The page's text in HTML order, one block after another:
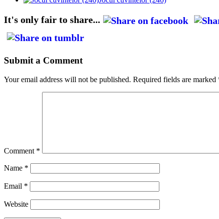
It's only fair to share...
Submit a Comment
Your email address will not be published. Required fields are marked
Comment *
Name *
Email *
Website